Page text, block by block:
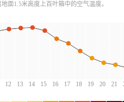
12 13 14 15 16 17 18 19 20 21
面1.5米高度上百叶箱中的空气温度。